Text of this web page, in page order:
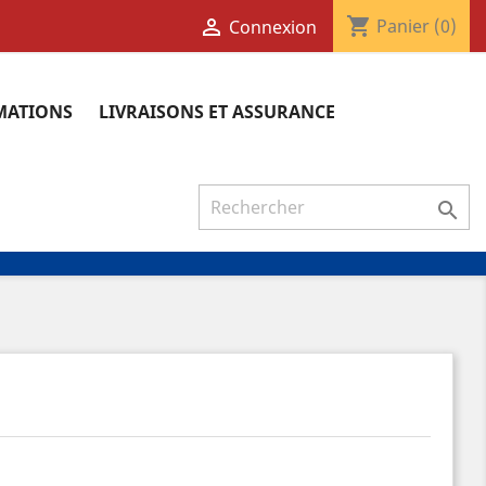
 Connexion shopping_cart Panier (0)
LIVRAISONS ET ASSURANCE
